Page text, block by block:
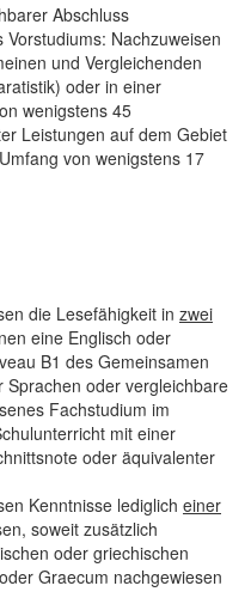
Abschluss
Nachzuweisen
und Vergleichenden
oder in einer
wenigstens 45
Leistungen auf dem Gebiet
von wenigstens 17
die Lesefähigkeit in zwei
eine Englisch oder
B1 des Gemeinsamen
oder vergleichbare
Fachstudium im
mit einer
oder äquivalenter
Kenntnisse lediglich einer
soweit zusätzlich
oder griechischen
Graecum nachgewiesen